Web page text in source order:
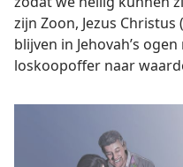
zijn Zoon, Jezus Christus (
blijven in Jehovah’s ogen
loskoopoffer naar